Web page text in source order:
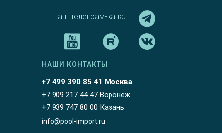
Наш телеграм-канал
+7 499 390 85 41 Москва
НАШИ КОНТАКТЫ
+7 909 217 44 47 Воронеж
+7 939 747 80 00 Казань
info@pool-import.ru